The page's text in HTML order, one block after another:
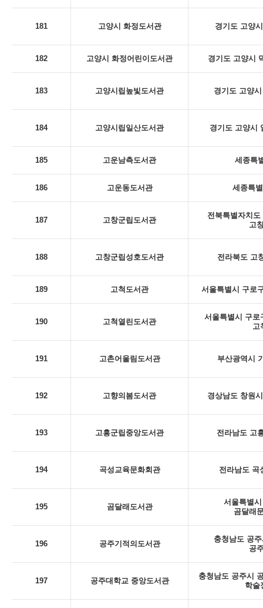
181 고양시 화정도서관 경기도 고양
182 고양시 화정어린이도서관 경기도 고양시
183 고양시립높빛도서관 경기도 고양
184 고양시립일산도서관 경기도 고양시
185 고운남측도서관 세종특
186 고운동도서관 세종특
187 고창군립도서관
전북특별자치
고
188 고창군립성호도서관 전라북도 고
189 고척도서관 서울특별시 구로
190 고척열린도서관
서울특별시 구로
고
191 고촌어울림도서관 부산광역시
192 고향의봄도서관 경상남도 창원
193 고흥군립중앙도서관 전라남도 고
194 곡성교육문화회관 전라남도 곡
195 곰달래도서관
서울특별
곰달래
196 공주기적의도서관
충청남도 공
공
197 공주대학교 중앙도서관
충청남도 공주시
학술